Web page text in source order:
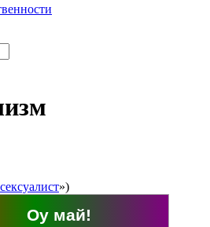
»)
Оу май!